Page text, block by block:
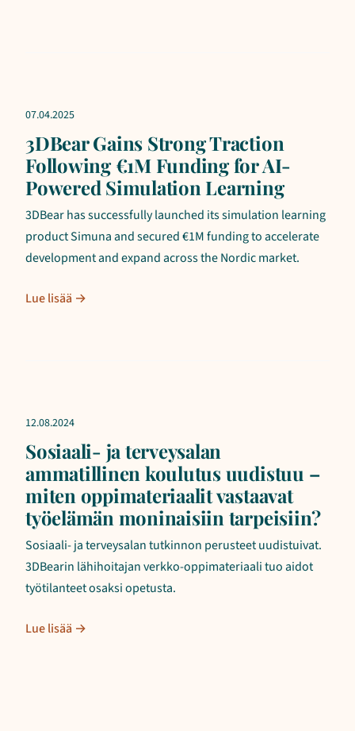
07.04.2025
3DBear Gains Strong Traction
Following €1M Funding for AI-
Powered Simulation Learning
3DBear has successfully launched its simulation learning
product Simuna and secured €1M funding to accelerate
development and expand across the Nordic market.
Lue lisää →
12.08.2024
Sosiaali- ja terveysalan
ammatillinen koulutus uudistuu –
miten oppimateriaalit vastaavat
työelämän moninaisiin tarpeisiin?
Sosiaali- ja terveysalan tutkinnon perusteet uudistuivat.
3DBearin lähihoitajan verkko-oppimateriaali tuo aidot
työtilanteet osaksi opetusta.
Lue lisää →